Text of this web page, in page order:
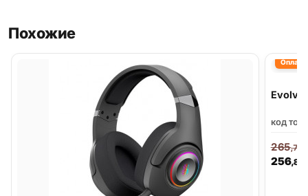
Похожие
Оплата
Evolve
код
256,80
265,79